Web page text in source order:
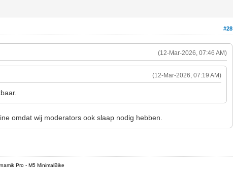
#28
(12-Mar-2026, 07:46 AM)
(12-Mar-2026, 07:19 AM)
omdat wij moderators ook slaap nodig hebben.
Pro - M5 MinimalBike